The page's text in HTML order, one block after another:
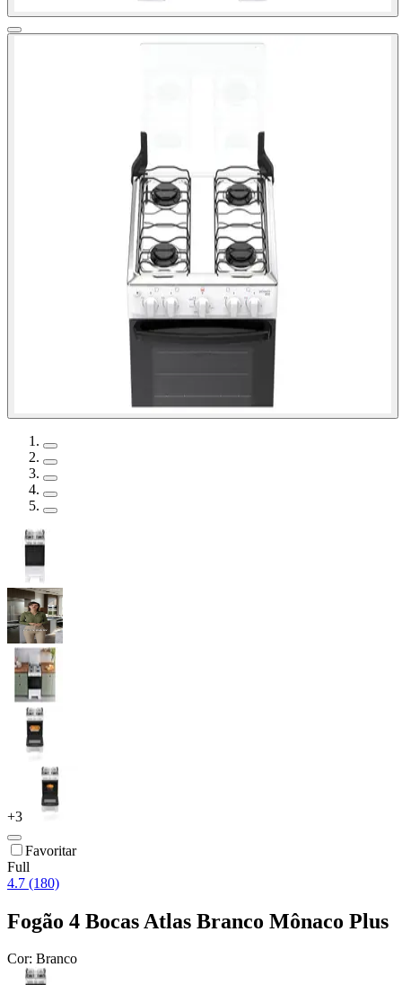
+3
Favoritar
Full
4.7 (180)
Fogão 4 Bocas Atlas Branco Mônaco Plus
Cor: Branco